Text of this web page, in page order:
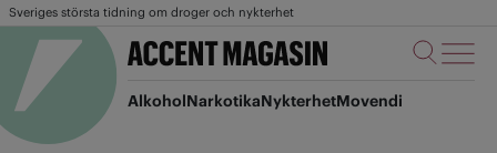
Sveriges största tidning om droger och nykterhet
AlkoholNarkotikaNykterhetMovendi